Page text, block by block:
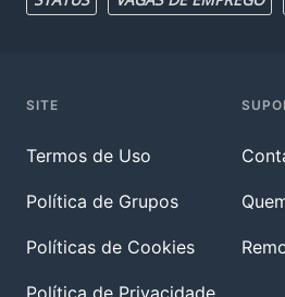
SITE
Termos de Uso
Política de Grupos
Políticas de Cookies
Política de Privacidade